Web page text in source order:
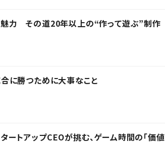
魅力 その道20年以上の“作って遊ぶ”制作
に勝つために大事なこと
トアップCEOが挑む、ゲーム時間の「価値